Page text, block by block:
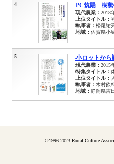
4 PC筑陽 樹勢
現代農業： 2018
上位タイトル：
執筆者： 松尾祐
地域： 佐賀県
5 小ロットか
現代農業： 2015
特集タイトル：
上位タイトル：
執筆者： 木村飲
地域： 静岡県
©1996-2023 Rural Culture